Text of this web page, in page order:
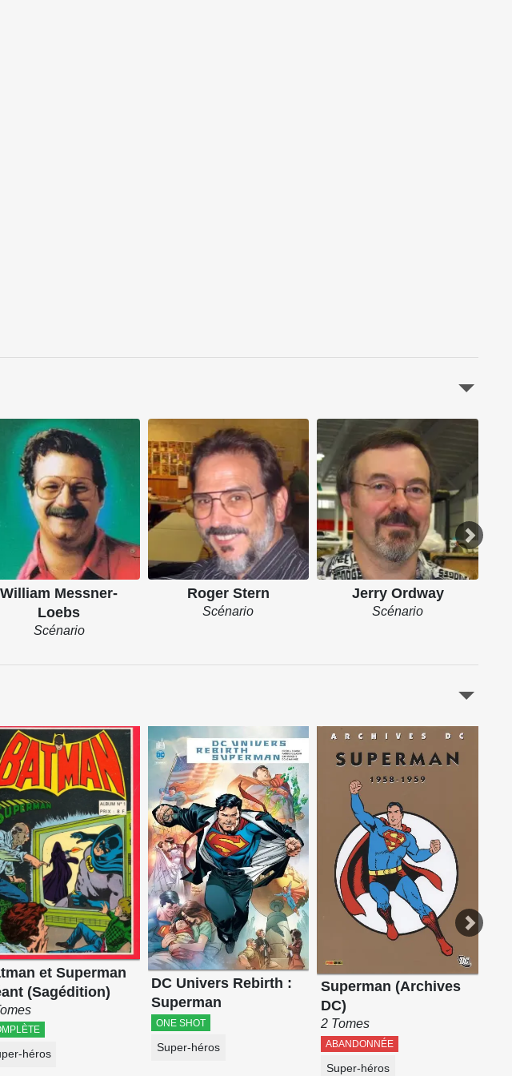
William Messner-
Loebs
Scénario
Roger Stern
Scénario
Jerry Ordway
Scénario
et Superman
(Sagédition)
héros
DC Univers Rebirth :
Superman
ONE SHOT
Super-héros
Superman (Archives
DC)
2 Tomes
ABANDONNÉE
Super-héros